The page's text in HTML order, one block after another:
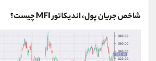
شاخص جریان پول، اندیکاتور MFI چیست؟